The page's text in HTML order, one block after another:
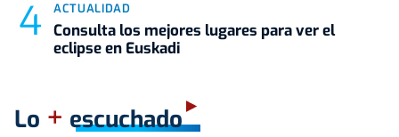
ACTUALIDAD
Consulta los mejores lugares para ver el
eclipse en Euskadi
Lo + escuchado